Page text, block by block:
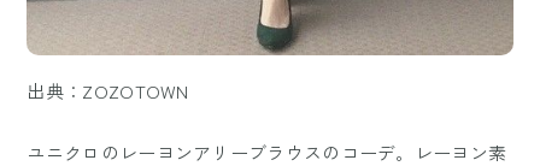
出典：ZOZOTOWN
ユニクロのレーヨンアリーブラウスのコーデ。レーヨン素